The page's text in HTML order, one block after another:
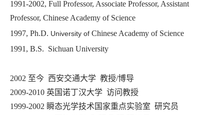
1991-2002, Full Professor, Associate Professor, Assistant
Professor, Chinese Academy of Science
1997, Ph.D. University of Chinese Academy of Science
1991, B.S. Sichuan University
2002 至今 西安交通大学 教授/博导
2009-2010 英国诺丁汉大学 访问教授
1999-2002 瞬态光学技术国家重点实验室 研究员